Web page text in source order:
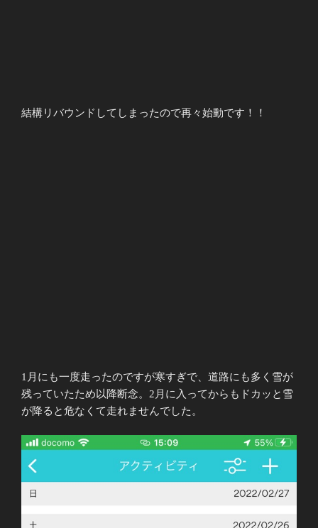
結構リバウンドしてしまったので再々始動です！！
1月にも一度走ったのですが寒すぎで、道路にも多く雪が
残っていたため以降断念。2月に入ってからもドカッと雪
が降ると危なくて走れませんでした。